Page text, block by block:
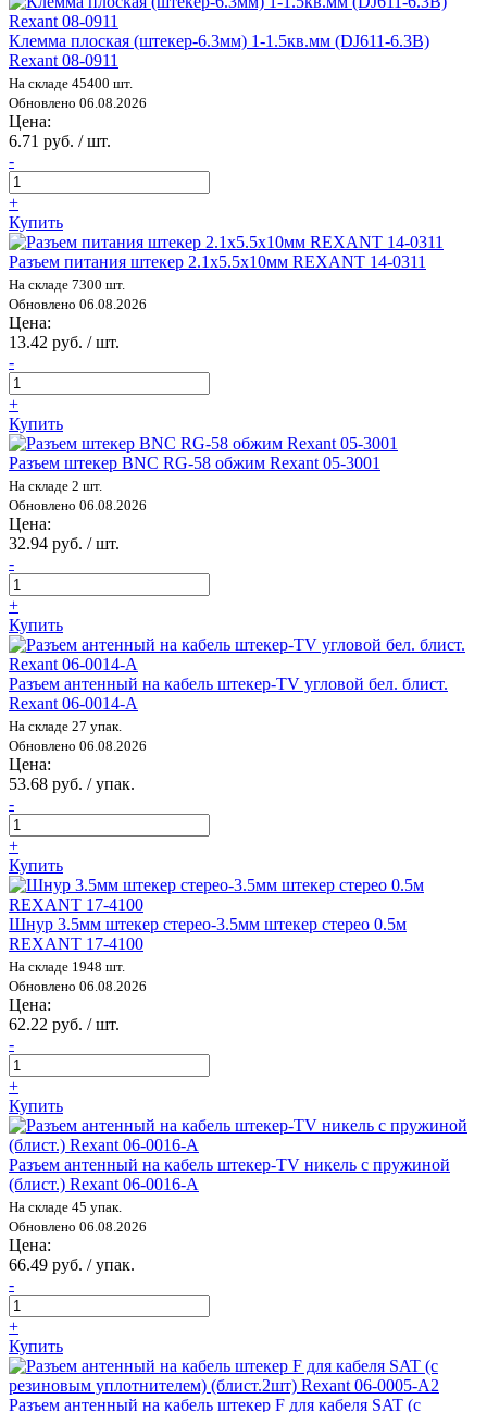
Клемма плоская (штекер-6.3мм) 1-1.5кв.мм (DJ611-6.3B)
Rexant 08-0911
На складе 45400 шт.
Обновлено 06.08.2026
Цена:
6.71 руб. / шт.
-
+
Купить
Разъем питания штекер 2.1х5.5х10мм REXANT 14-0311
На складе 7300 шт.
Обновлено 06.08.2026
Цена:
13.42 руб. / шт.
-
+
Купить
Разъем штекер BNC RG-58 обжим Rexant 05-3001
На складе 2 шт.
Обновлено 06.08.2026
Цена:
32.94 руб. / шт.
-
+
Купить
Разъем антенный на кабель штекер-TV угловой бел. блист.
Rexant 06-0014-A
На складе 27 упак.
Обновлено 06.08.2026
Цена:
53.68 руб. / упак.
-
+
Купить
Шнур 3.5мм штекер стерео-3.5мм штекер стерео 0.5м
REXANT 17-4100
На складе 1948 шт.
Обновлено 06.08.2026
Цена:
62.22 руб. / шт.
-
+
Купить
Разъем антенный на кабель штекер-TV никель с пружиной
(блист.) Rexant 06-0016-A
На складе 45 упак.
Обновлено 06.08.2026
Цена:
66.49 руб. / упак.
-
+
Купить
Разъем антенный на кабель штекер F для кабеля SAT (с